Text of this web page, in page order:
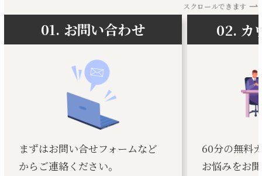
スクロールできます
01. お問い合わせ
まずはお問い合せフォームなど
からご連絡ください。
02. カ
60分の無料
お悩みをお